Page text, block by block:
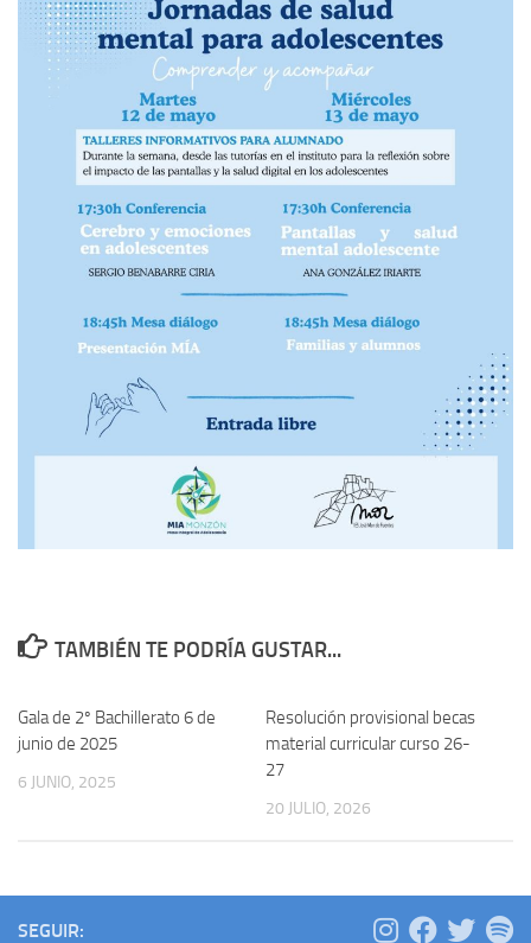
TAMBIÉN TE PODRÍA GUSTAR...
Gala de 2º Bachillerato 6 de
junio de 2025
6 JUNIO, 2025
Resolución provisional becas
material curricular curso 26-
27
20 JULIO, 2026
SEGUIR: